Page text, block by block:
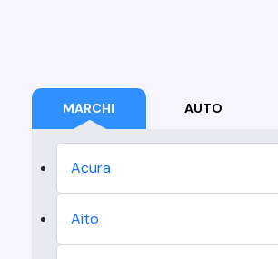
MARCHI AUTO
Acura
Aito